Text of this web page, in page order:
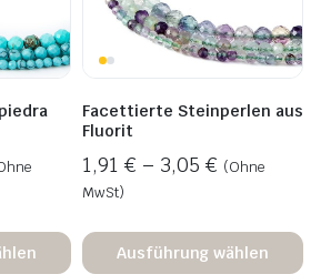
Facettierte Steinperlen aus
Fluorit
1,91 € – 3,05 € (Ohne
MwSt)
Ausführung wählen